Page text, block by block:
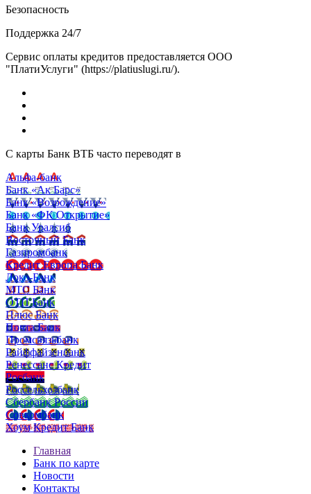
Безопасность
Поддержка 24/7
Сервис оплаты кредитов предоставляется ООО
"ПлатиУслуги" (https://platiuslugi.ru/).
С карты Банк ВТБ часто переводят в
Альфа-банк
Банк «Ак Барс»
Банк «Возрождение»
Банк «ФК Открытие»
Банк Уралсиб
Восточный Банк
Газпромбанк
Кредит Европа Банк
Локо-Банк
МТС Банк
ОТП Банк
Плюс Банк
Почта Банк
Промсвязьбанк
Райффайзенбанк
Ренессанс Кредит
Росбанк
Россельхозбанк
Сбербанк России
Совкомбанк
Хоум Кредит Банк
Главная
Банк по карте
Новости
Контакты